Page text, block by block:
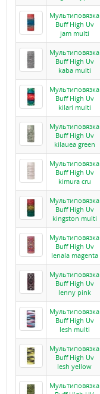
Мультиповязка
Buff High Uv
jam multi
Мультиповязка
Buff High Uv
kaba multi
Мультиповязка
Buff High Uv
kilari multi
Мультиповязка
Buff High Uv
kilauea green
Мультиповязка
Buff High Uv
kimura cru
Мультиповязка
Buff High Uv
kingston multi
Мультиповязка
Buff High Uv
lenala magenta
Мультиповязка
Buff High Uv
lenny pink
Мультиповязка
Buff High Uv
lesh multi
Мультиповязка
Buff High Uv
lesh yellow
Мультиповязка